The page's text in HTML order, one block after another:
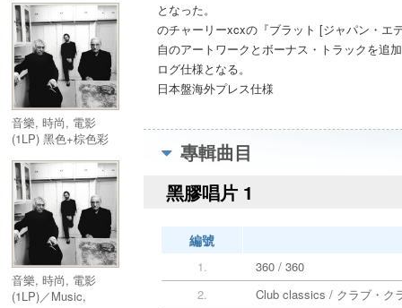
卡帶
音樂, 時尚, 電影
(1LP) 黑色+棕色彩
Film (1LP) 黑色+棕
色彩膠
音樂, 時尚, 電影
(1LP)／Music,
となった。
のチャーリーxcxの『ブラット [ジャパン・エ
自のアートワークとボーナス・トラックを追
ログ仕様となる。
日本盤海外プレス仕様
專輯曲目
黑膠唱片 1
編號
1.
360 / 360
2.
Club classics / クラブ・ク